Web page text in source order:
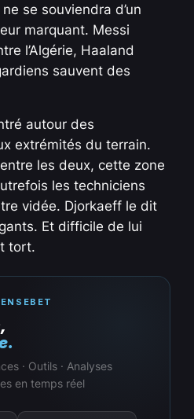
se souviendra d’un
marquant. Messi
l’Algérie, Haaland
sauvent des
autour des
extrémités du terrain.
les deux, cette zone
les techniciens
vidée. Djorkaeff le dit
Et difficile de lui
tort.
· Outils · Analyses
en temps réel